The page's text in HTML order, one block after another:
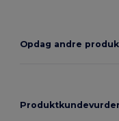
Opdag andre